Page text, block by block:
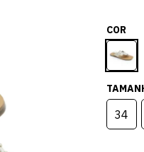
COR
34